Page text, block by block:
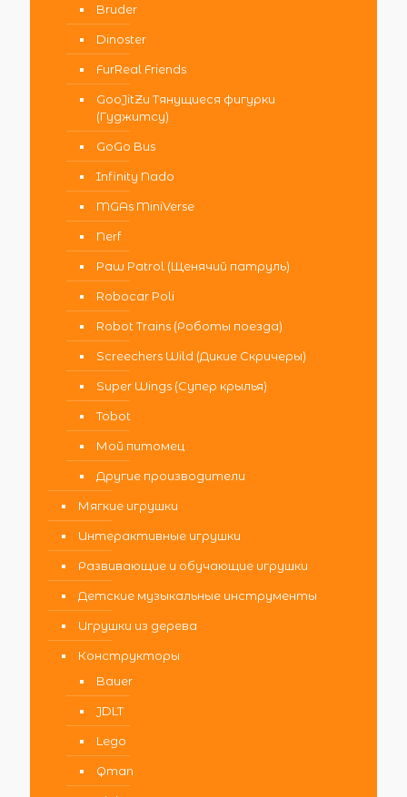
Bruder
Dinoster
FurReal Friends
GooJitZu Тянущиеся фигурки
(Гуджитсу)
GoGo Bus
Infinity Nado
MGAs MiniVerse
Nerf
Paw Patrol (Щенячий патруль)
Robocar Poli
Robot Trains (Роботы поезда)
Screechers Wild (Дикие Скричеры)
Super Wings (Супер крылья)
Tobot
Мой питомец
Другие производители
Мягкие игрушки
Интерактивные игрушки
Развивающие и обучающие игрушки
Детские музыкальные инструменты
Игрушки из дерева
Конструкторы
Bauer
JDLT
Lego
Qman